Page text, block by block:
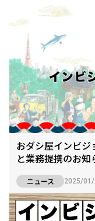
おダシ屋インビ
と業務提携のお知
ニュース 2025/01/